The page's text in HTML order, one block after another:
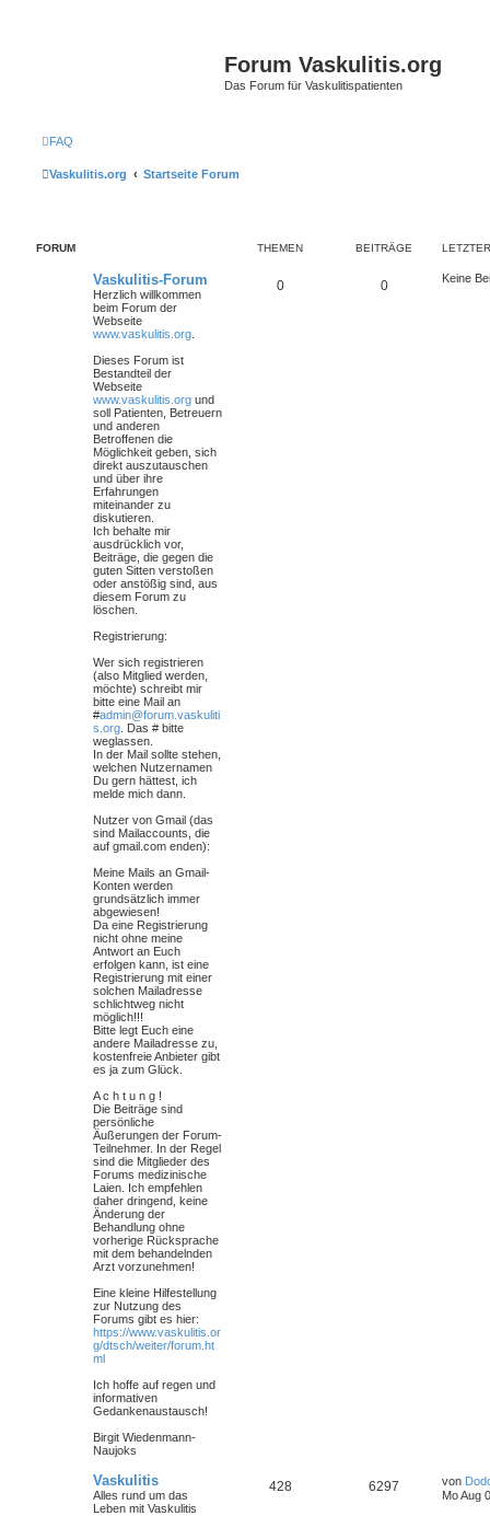
Forum Vaskulitis.org
Das Forum für Vaskulitispatienten
FAQ
Vaskulitis.org Startseite Forum
FORUM THEMEN BEITRÄGE
Vaskulitis-Forum
Herzlich willkommen
beim Forum der
Webseite
www.vaskulitis.org
Dieses Forum ist
Bestandteil der
Webseite
www.vaskulitis.org und
soll Patienten, Betreuern
und anderen
Betroffenen die
Möglichkeit geben, sich
direkt auszutauschen
und über ihre
Erfahrungen
miteinander zu
diskutieren.
Ich behalte mir
ausdrücklich vor,
Beiträge, die gegen die
guten Sitten verstoßen
oder anstößig sind, aus
diesem Forum zu
löschen.
Registrierung:
Wer sich registrieren
(also Mitglied werden,
möchte) schreibt mir
bitte eine Mail an
#admin@forum.vaskuliti
s.org . Das # bitte
weglassen.
In der Mail sollte stehen,
welchen Nutzernamen
Du gern hättest, ich
melde mich dann.
Nutzer von Gmail (das
sind Mailaccounts, die
auf gmail.com enden):
Meine Mails an Gmail-
Konten werden
grundsätzlich immer
abgewiesen!
Da eine Registrierung
nicht ohne meine
Antwort an Euch
erfolgen kann, ist eine
Registrierung mit einer
solchen Mailadresse
schlichtweg nicht
möglich!!!
Bitte legt Euch eine
andere Mailadresse zu,
kostenfreie Anbieter gibt
es ja zum Glück.
A c h t u n g !
Die Beiträge sind
persönliche
Äußerungen der Forum-
Teilnehmer. In der Regel
sind die Mitglieder des
Forums medizinische
Laien. Ich empfehlen
daher dringend, keine
Änderung der
Behandlung ohne
vorherige Rücksprache
mit dem behandelnden
Arzt vorzunehmen!
Eine kleine Hilfestellung
zur Nutzung des
Forums gibt es hier:
https://www.vaskulitis.or
g/dtsch/weiter/forum.ht
ml
Ich hoffe auf regen und
informativen
Gedankenaustausch!
Birgit Wiedenmann-
Naujoks
0 0 Keine
Vaskulitis
Alles rund um das
Leben mit Vaskulitis
428 6297 von
Mo Aug